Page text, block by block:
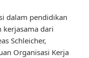
dalam pendidikan
dari
Schleicher,
Organisasi Kerja